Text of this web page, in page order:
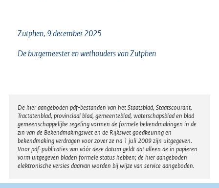
Zutphen, 9 december 2025
De burgemeester en wethouders van Zutphen
Disclaimer
De hier aangeboden pdf-bestanden van het Staatsblad, Staatscourant,
Tractatenblad, provinciaal blad, gemeenteblad, waterschapsblad en blad
gemeenschappelijke regeling vormen de formele bekendmakingen in de
zin van de Bekendmakingswet en de Rijkswet goedkeuring en
bekendmaking verdragen voor zover ze na 1 juli 2009 zijn uitgegeven.
Voor pdf-publicaties van vóór deze datum geldt dat alleen de in papieren
vorm uitgegeven bladen formele status hebben; de hier aangeboden
elektronische versies daarvan worden bij wijze van service aangeboden.